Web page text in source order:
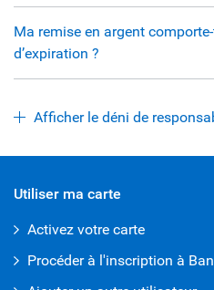
Ma remise en argent
d’expiration ?
Afficher le déni de
Utiliser ma carte
Activez votre carte
Procéder à l'inscription à